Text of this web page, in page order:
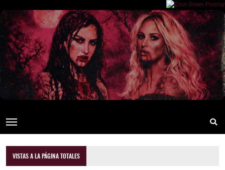
VISTAS A LA PÁGINA TOTALES